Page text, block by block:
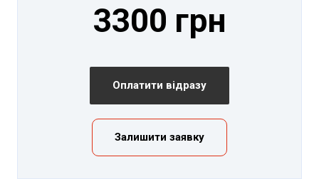
3300 грн
Оплатити відразу
Залишити заявку